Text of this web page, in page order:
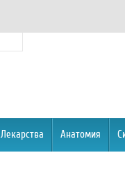
Лекарства Анатомия